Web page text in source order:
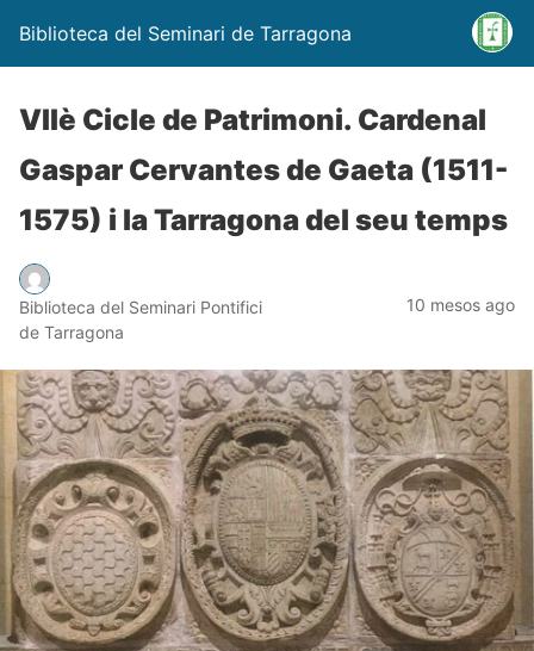
Biblioteca del Seminari de Tarragona
VIIè Cicle de Patrimoni. Cardenal
Gaspar Cervantes de Gaeta (1511-
1575) i la Tarragona del seu temps
Biblioteca del Seminari Pontifici
de Tarragona
10 mesos ago